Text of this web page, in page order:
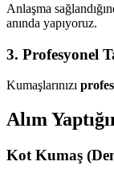
Anlaşma
anında yapıyoruz.
3. Profesyonel
Kumaşlarınızı
Alım
Kot Kumaş